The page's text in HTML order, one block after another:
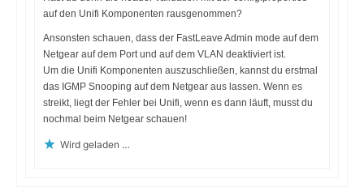
auf den Unifi Komponenten rausgenommen?
Ansonsten schauen, dass der FastLeave Admin mode auf dem
Netgear auf dem Port und auf dem VLAN deaktiviert ist.
Um die Unifi Komponenten auszuschließen, kannst du erstmal
das IGMP Snooping auf dem Netgear aus lassen. Wenn es
streikt, liegt der Fehler bei Unifi, wenn es dann läuft, musst du
nochmal beim Netgear schauen!
Wird geladen …